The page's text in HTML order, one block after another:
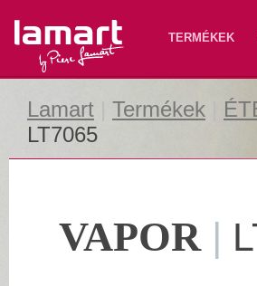
Lamart TERMÉKEK
Lamart Termékek
LT7065
VAPOR|